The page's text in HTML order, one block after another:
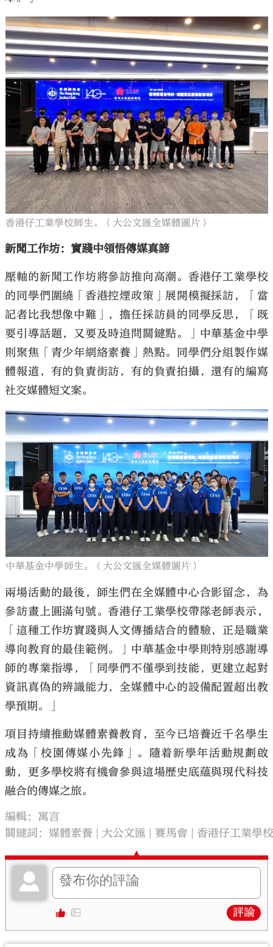
香港仔工業學校師生。（大公文匯全媒體圖片）
新聞工作坊：實踐中領悟傳媒真諦
壓軸的新聞工作坊將參訪推向高潮。香港仔工業學校
的同學們圍繞「香港控煙政策」展開模擬採訪，「當
記者比我想像中難」，擔任採訪員的同學反思，「既
要引導話題，又要及時追問關鍵點。」中華基金中學
則聚焦「青少年網絡素養」熱點。同學們分組製作媒
體報道，有的負責街訪，有的負責拍攝，還有的編寫
社交媒體短文案。
中華基金中學師生。（大公文匯全媒體圖片）
兩場活動的最後，師生們在全媒體中心合影留念，為
參訪畫上圓滿句號。香港仔工業學校帶隊老師表示，
「這種工作坊實踐與人文傳播結合的體驗，正是職業
導向教育的最佳範例。」中華基金中學則特別感謝導
師的專業指導，「同學們不僅學到技能，更建立起對
資訊真偽的辨識能力，全媒體中心的設備配置超出教
學預期。」
項目持續推動媒體素養教育，至今已培養近千名學生
成為「校園傳媒小先鋒」。隨着新學年活動規劃啟
動，更多學校將有機會參與這場歷史底蘊與現代科技
融合的傳媒之旅。
編輯：寓言
關鍵詞： 媒體素養 大公文匯 賽馬會 香港仔工業學
評論